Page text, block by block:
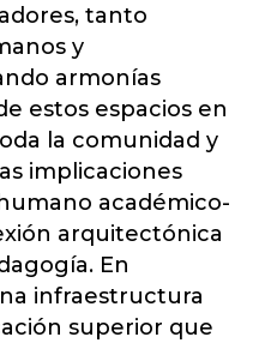
tanto
y
armonías
estos espacios en
la comunidad y
implicaciones
académico-
arquitectónica
En
infraestructura
superior que